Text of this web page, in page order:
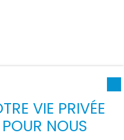
VIE PRIVÉE
NOUS